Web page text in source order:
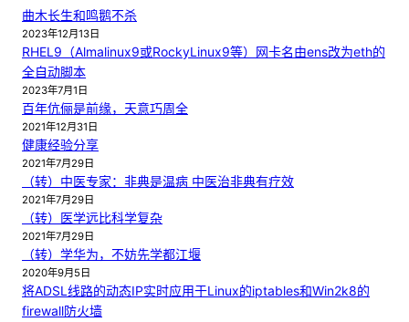
曲木长生和鸣鹅不杀
2023年12月13日
RHEL9（Almalinux9或RockyLinux9等）网卡名由ens改为eth的
全自动脚本
2023年7月1日
百年伉俪是前缘，天意巧周全
2021年12月31日
健康经验分享
2021年7月29日
（转）中医专家：非典是温病 中医治非典有疗效
2021年7月29日
（转）医学远比科学复杂
2021年7月29日
（转）学华为，不妨先学都江堰
2020年9月5日
将ADSL线路的动态IP实时应用于Linux的iptables和Win2k8的
firewall防火墙